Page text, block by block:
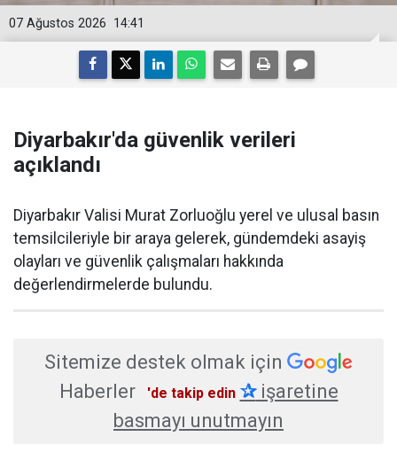
14:41
07 Ağustos 2026
Diyarbakır'da güvenlik verileri
açıklandı
Diyarbakır Valisi Murat Zorluoğlu yerel ve ulusal basın
temsilcileriyle bir araya gelerek, gündemdeki asayiş
olayları ve güvenlik çalışmaları hakkında
değerlendirmelerde bulundu.
Sitemize destek olmak için
Haberler
'de takip edin ✰işaretine
basmayı unutmayın